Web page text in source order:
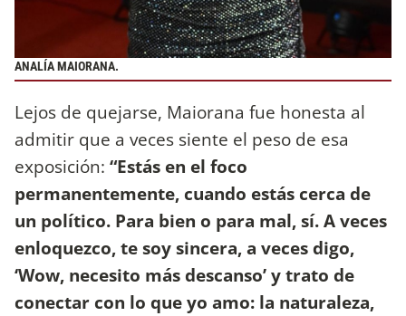
ANALÍA MAIORANA.
Lejos de quejarse, Maiorana fue honesta al
admitir que a veces siente el peso de esa
exposición: “Estás en el foco
permanentemente, cuando estás cerca de
un político. Para bien o para mal, sí. A veces
enloquezco, te soy sincera, a veces digo,
‘Wow, necesito más descanso’ y trato de
conectar con lo que yo amo: la naturaleza,